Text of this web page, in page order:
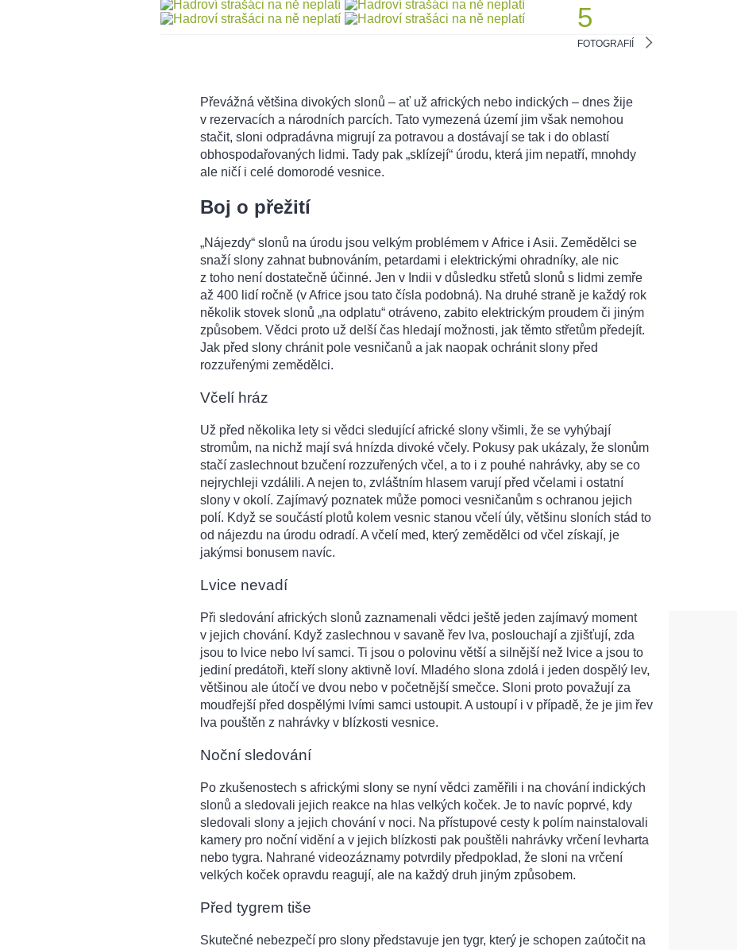
5
FOTOGRAFIÍ
Převážná většina divokých slonů – ať už afrických nebo indických – dnes žije
v rezervacích a národních parcích. Tato vymezená území jim však nemohou
stačit, sloni odpradávna migrují za potravou a dostávají se tak i do oblastí
obhospodařovaných lidmi. Tady pak „sklízejí“ úrodu, která jim nepatří, mnohdy
ale ničí i celé domorodé vesnice.
Boj o přežití
„Nájezdy“ slonů na úrodu jsou velkým problémem v Africe i Asii. Zemědělci se
snaží slony zahnat bubnováním, petardami i elektrickými ohradníky, ale nic
z toho není dostatečně účinné. Jen v Indii v důsledku střetů slonů s lidmi zemře
až 400 lidí ročně (v Africe jsou tato čísla podobná). Na druhé straně je každý rok
několik stovek slonů „na odplatu“ otráveno, zabito elektrickým proudem či jiným
způsobem. Vědci proto už delší čas hledají možnosti, jak těmto střetům předejít.
Jak před slony chránit pole vesničanů a jak naopak ochránit slony před
rozzuřenými zemědělci.
Včelí hráz
Už před několika lety si vědci sledující africké slony všimli, že se vyhýbají
stromům, na nichž mají svá hnízda divoké včely. Pokusy pak ukázaly, že slonům
stačí zaslechnout bzučení rozzuřených včel, a to i z pouhé nahrávky, aby se co
nejrychleji vzdálili. A nejen to, zvláštním hlasem varují před včelami i ostatní
slony v okolí. Zajímavý poznatek může pomoci vesničanům s ochranou jejich
polí. Když se součástí plotů kolem vesnic stanou včelí úly, většinu sloních stád to
od nájezdu na úrodu odradí. A včelí med, který zemědělci od včel získají, je
jakýmsi bonusem navíc.
Lvice nevadí
Při sledování afrických slonů zaznamenali vědci ještě jeden zajímavý moment
v jejich chování. Když zaslechnou v savaně řev lva, poslouchají a zjišťují, zda
jsou to lvice nebo lví samci. Ti jsou o polovinu větší a silnější než lvice a jsou to
jediní predátoři, kteří slony aktivně loví. Mladého slona zdolá i jeden dospělý lev,
většinou ale útočí ve dvou nebo v početnější smečce. Sloni proto považují za
moudřejší před dospělými lvími samci ustoupit. A ustoupí i v případě, že je jim řev
lva pouštěn z nahrávky v blízkosti vesnice.
Noční sledování
Po zkušenostech s africkými slony se nyní vědci zaměřili i na chování indických
slonů a sledovali jejich reakce na hlas velkých koček. Je to navíc poprvé, kdy
sledovali slony a jejich chování v noci. Na přístupové cesty k polím nainstalovali
kamery pro noční vidění a v jejich blízkosti pak pouštěli nahrávky vrčení levharta
nebo tygra. Nahrané videozáznamy potvrdily předpoklad, že sloni na vrčení
velkých koček opravdu reagují, ale na každý druh jiným způsobem.
Před tygrem tiše
Skutečné nebezpečí pro slony představuje jen tygr, který je schopen zaútočit na